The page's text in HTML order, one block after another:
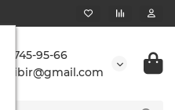
745-95-66